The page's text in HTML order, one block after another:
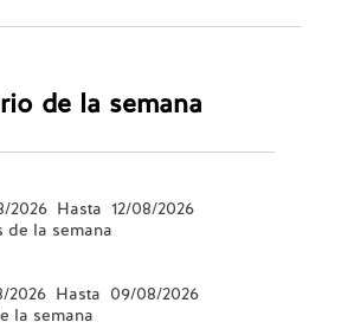
de la semana
2026 Hasta 12/08/2026
de la semana
2026 Hasta 09/08/2026
la semana